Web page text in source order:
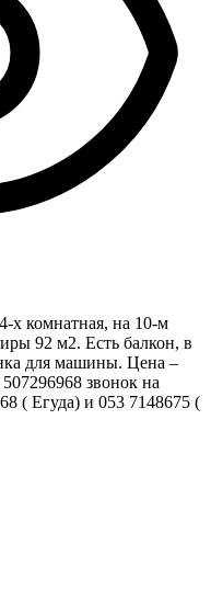
комнатная, на 10-м
92 м2. Есть балкон, в
для машины. Цена –
звонок на
( Егуда) и 053 7148675 (